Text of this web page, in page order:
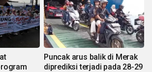
Puncak arus balik di Merak
diprediksi terjadi pada 28-29